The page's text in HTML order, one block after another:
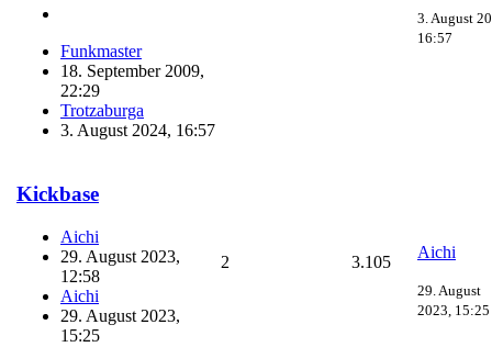
Funkmaster
18. September 2009,
22:29
Trotzaburga
3. August 2024, 16:57
3. August
16:57
Kickbase
Aichi
29. August 2023,
12:58
Aichi
29. August 2023,
15:25
2 3.105
Aichi
29. August
2023, 15:25